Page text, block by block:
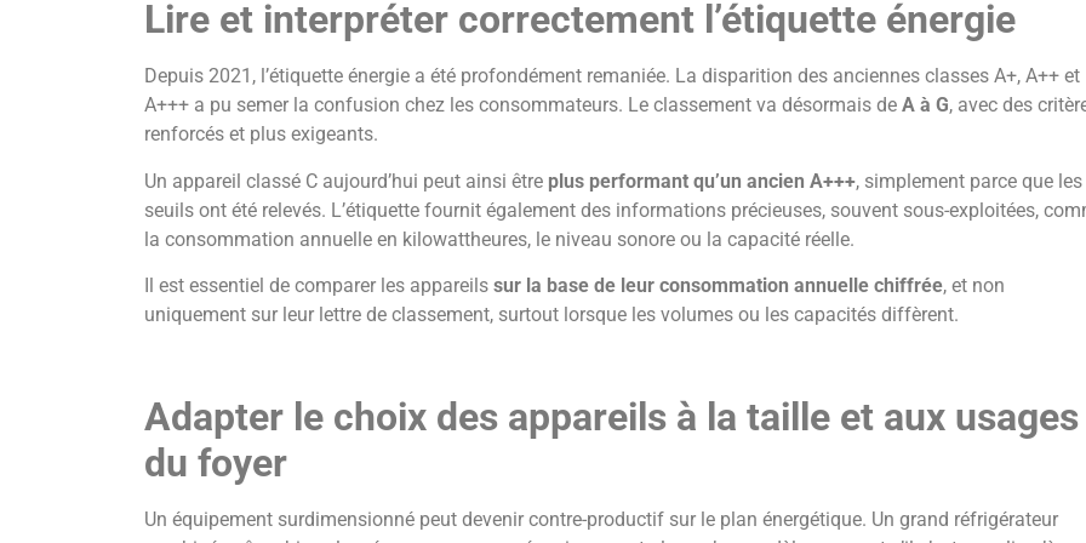
Lire et interpréter correctement l’étiquette énergie
Depuis 2021, l’étiquette énergie a été profondément remaniée. La disparition des anciennes classes A+, A++ et
A+++ a pu semer la confusion chez les consommateurs. Le classement va désormais de A à G, avec des
renforcés et plus exigeants.
Un appareil classé C aujourd’hui peut ainsi être plus performant qu’un ancien A+++, simplement parce que les
seuils ont été relevés. L’étiquette fournit également des informations précieuses, souvent sous-exploitées,
la consommation annuelle en kilowattheures, le niveau sonore ou la capacité réelle.
Il est essentiel de comparer les appareils sur la base de leur consommation annuelle chiffrée, et non
uniquement sur leur lettre de classement, surtout lorsque les volumes ou les capacités diffèrent.
Adapter le choix des appareils à la taille et aux usages
du foyer
Un équipement surdimensionné peut devenir contre-productif sur le plan énergétique. Un grand réfrigérateur